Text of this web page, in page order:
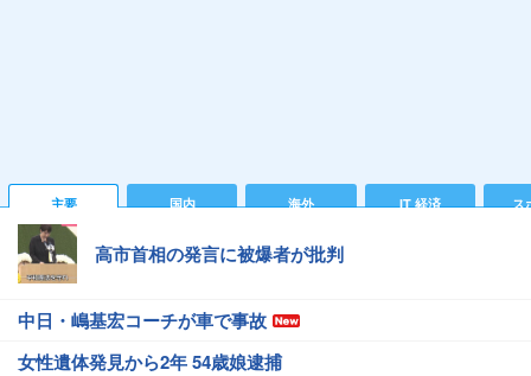
主要 国内 海外 IT 経済 ス
高市首相の発言に被爆者が批判
中日・嶋基宏コーチが車で事故
女性遺体発見から2年 54歳娘逮捕